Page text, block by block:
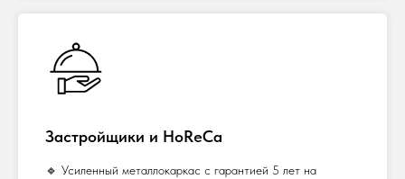
Застройщики и HoReCa
🔹 Усиленный металлокаркас с гарантией 5 лет на